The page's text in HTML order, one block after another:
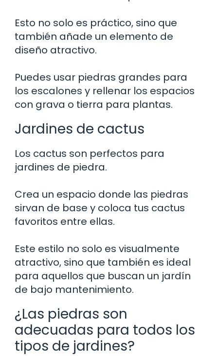
Esto no solo es práctico, sino que
también añade un elemento de
diseño atractivo.
Puedes usar piedras grandes para
los escalones y rellenar los espacios
con grava o tierra para plantas.
Jardines de cactus
Los cactus son perfectos para
jardines de piedra.
Crea un espacio donde las piedras
sirvan de base y coloca tus cactus
favoritos entre ellas.
Este estilo no solo es visualmente
atractivo, sino que también es ideal
para aquellos que buscan un jardín
de bajo mantenimiento.
¿Las piedras son
adecuadas para todos los
tipos de jardines?